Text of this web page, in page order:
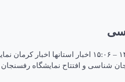
افتتاح نمایشگاه رفسنجان‌شناسی ۱۸
شناسی و افتتاح نمایشگاه